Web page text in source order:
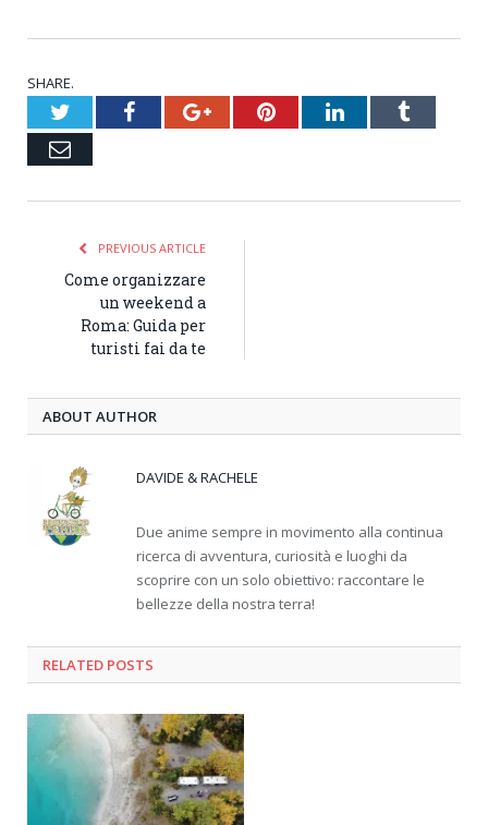
SHARE.
TwitterFacebookGoogle+PinterestLinkedInTumblr
Email
PREVIOUS ARTICLE
Come organizzare
un weekend a
Roma: Guida per
turisti fai da te
ABOUT AUTHOR
DAVIDE & RACHELE
Due anime sempre in movimento alla continua
ricerca di avventura, curiosità e luoghi da
scoprire con un solo obiettivo: raccontare le
bellezze della nostra terra!
RELATED POSTS